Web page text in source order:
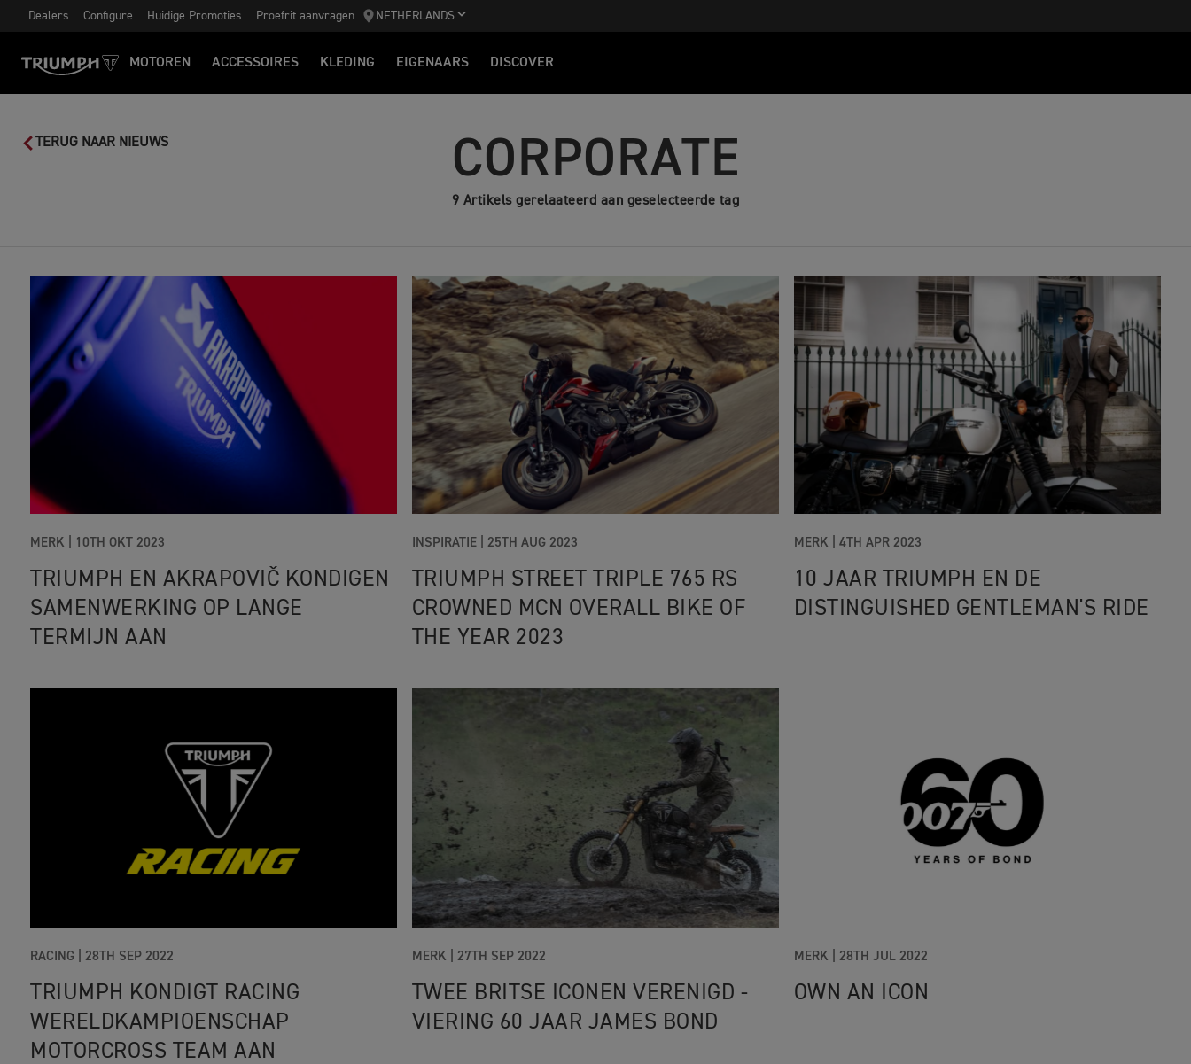
Dealers Configure Huidige Promoties Proefrit aanvragen NETHERLANDS
MOTOREN ACCESSOIRES KLEDING EIGENAARS DISCOVER
TERUG NAAR NIEUWS CORPORATE
9 Artikels gerelaateerd aan geselecteerde tag
MERK | 10TH OKT 2023
TRIUMPH EN AKRAPOVIČ KONDIGEN
SAMENWERKING OP LANGE
TERMIJN AAN
INSPIRATIE | 25TH AUG 2023
TRIUMPH STREET TRIPLE 765 RS
CROWNED MCN OVERALL BIKE OF
THE YEAR 2023
MERK | 4TH APR 2023
10 JAAR TRIUMPH EN DE
DISTINGUISHED GENTLEMAN'S RIDE
RACING | 28TH SEP 2022
TRIUMPH KONDIGT RACING
WERELDKAMPIOENSCHAP
MOTORCROSS TEAM AAN
MERK | 27TH SEP 2022
TWEE BRITSE ICONEN VERENIGD -
VIERING 60 JAAR JAMES BOND
MERK | 28TH JUL 2022
OWN AN ICON